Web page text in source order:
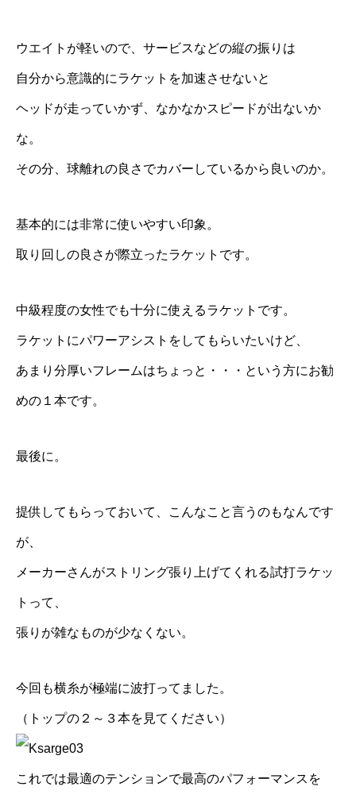
ウエイトが軽いので、サービスなどの縦の振りは
自分から意識的にラケットを加速させないと
ヘッドが走っていかず、なかなかスピードが出ないか
な。
その分、球離れの良さでカバーしているから良いのか。
基本的には非常に使いやすい印象。
取り回しの良さが際立ったラケットです。
中級程度の女性でも十分に使えるラケットです。
ラケットにパワーアシストをしてもらいたいけど、
あまり分厚いフレームはちょっと・・・という方にお勧
めの１本です。
最後に。
提供してもらっておいて、こんなこと言うのもなんです
が、
メーカーさんがストリング張り上げてくれる試打ラケッ
トって、
張りが雑なものが少なくない。
今回も横糸が極端に波打ってました。
（トップの２～３本を見てください）
これでは最適のテンションで最高のパフォーマンスを